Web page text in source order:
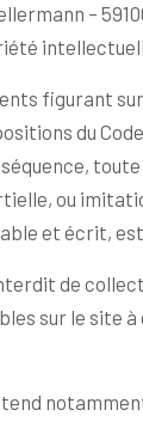
–
figurant
du
ou
et écrit,
de
sur le site à